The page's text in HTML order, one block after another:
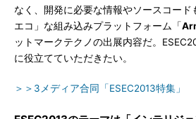
なく、開発に必要な情報やソースコード
エコ」な組み込みプラットフォーム「
ットマークテクノの出展内容だ。
に役立てていただきたい。
＞＞3メディア合同「ESEC2013特集」